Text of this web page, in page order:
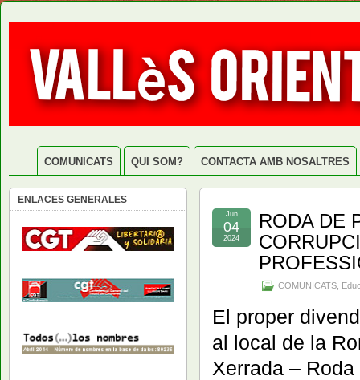
COMUNICATS QUI SOM? CONTACTA AMB NOSALTRES
RODA DE
COMUNICATS
Jun
04
2024
El proper
al local de la
Xerrada –
ENLACES GENERALES